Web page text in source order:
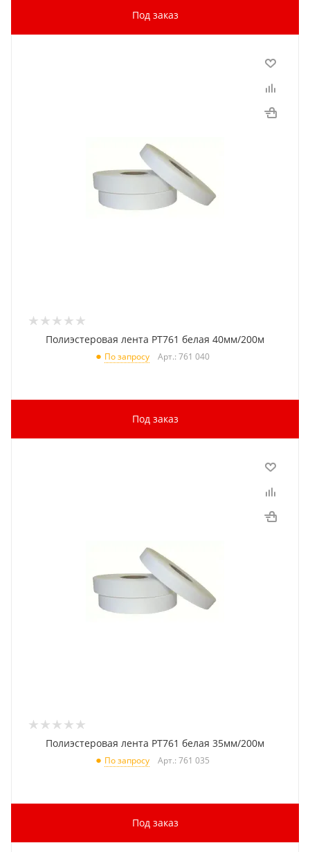
Под заказ
Полиэстеровая лента PT761 белая 40мм/200м
По запросу Арт.: 761 040
Под заказ
Полиэстеровая лента PT761 белая 35мм/200м
По запросу Арт.: 761 035
Под заказ